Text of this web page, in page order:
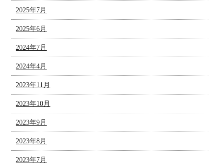
2025年7月
2025年6月
2024年7月
2024年4月
2023年11月
2023年10月
2023年9月
2023年8月
2023年7月